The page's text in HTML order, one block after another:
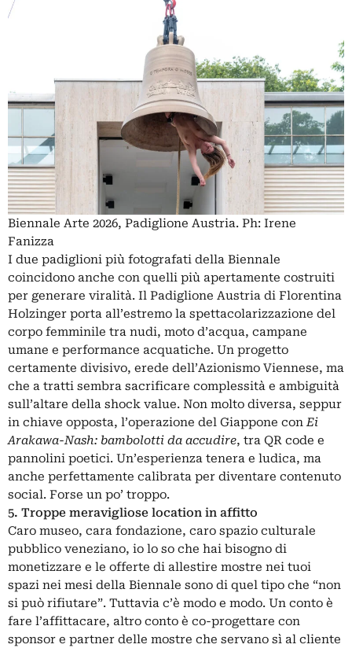
Biennale Arte 2026, Padiglione Austria. Ph: Irene
Fanizza
I due padiglioni più fotografati della Biennale
coincidono anche con quelli più apertamente costruiti
per generare viralità. Il Padiglione Austria di Florentina
Holzinger porta all’estremo la spettacolarizzazione del
corpo femminile tra nudi, moto d’acqua, campane
umane e performance acquatiche. Un progetto
certamente divisivo, erede dell’Azionismo Viennese, ma
che a tratti sembra sacrificare complessità e ambiguità
sull’altare della shock value. Non molto diversa, seppur
in chiave opposta, l’operazione del Giappone conEi
Arakawa-Nash: bambolotti da accudire, tra QR code e
pannolini poetici. Un’esperienza tenera e ludica, ma
anche perfettamente calibrata per diventare contenuto
social. Forse un po’ troppo.
5. Troppe meravigliose location in affitto
Caro museo, cara fondazione, caro spazio culturale
pubblico veneziano, io lo so che hai bisogno di
monetizzare e le offerte di allestire mostre nei tuoi
spazi nei mesi della Biennale sono di quel tipo che “non
si può rifiutare”. Tuttavia c’è modo e modo. Un conto è
fare l’affittacare, altro conto è co-progettare con
sponsor e partner delle mostre che servano sì al cliente